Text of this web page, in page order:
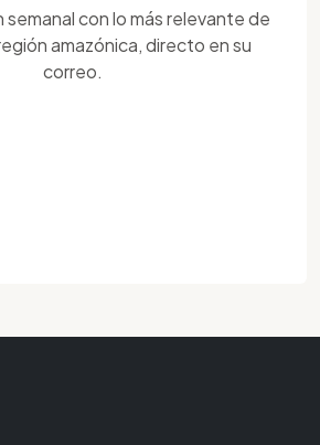
con lo más relevante de
amazónica, directo en su
correo.